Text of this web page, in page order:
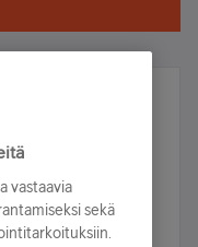
arvonnassa.
vastaavia
sekä